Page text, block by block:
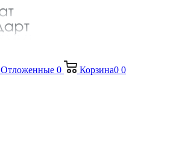
Отложенные 0 Корзина0 0